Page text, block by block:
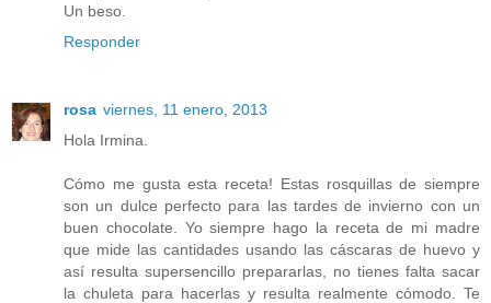
Un beso.
Responder
rosa viernes, 11 enero, 2013
Hola Irmina.
Cómo me gusta esta receta! Estas rosquillas de siempre
son un dulce perfecto para las tardes de invierno con un
buen chocolate. Yo siempre hago la receta de mi madre
que mide las cantidades usando las cáscaras de huevo y
así resulta supersencillo prepararlas, no tienes falta sacar
la chuleta para hacerlas y resulta realmente cómodo. Te